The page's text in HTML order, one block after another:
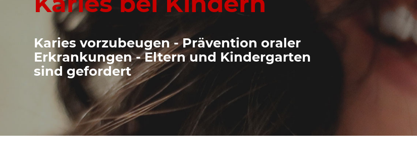
Karies vorzubeugen - Prävention oraler
Erkrankungen - Eltern und Kindergarten
sind gefordert